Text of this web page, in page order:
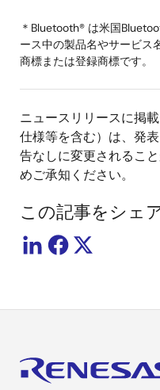
＊Bluetooth® は米国
ース中の製品名やサービス
商標または登録商標です。
ニュースリリースに掲
仕様等を含む）は、発
告なしに変更されるこ
めご承知ください。
この記事をシェ